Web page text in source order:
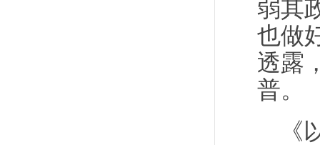
弱其
也做
透露
普。